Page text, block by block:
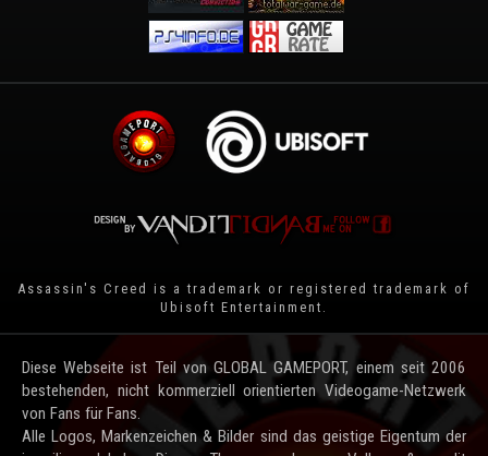
Assassin's Creed is a trademark or registered trademark of
Ubisoft Entertainment
Diese Webseite ist Teil von GLOBAL GAMEPORT, einem seit 2006
bestehenden, nicht kommerziell orientierten Videogame-Netzwerk
von Fans für Fans.
Alle Logos, Markenzeichen & Bilder sind das geistige Eigentum der